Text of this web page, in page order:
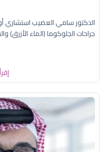
الدكتور سامي العضيب
جراحات الجلوكوما (الماء الأزرق)